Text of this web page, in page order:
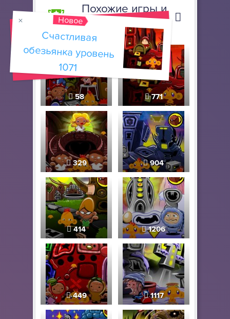
Похожие игры и
прохождения
58 771
329 904
414 1206
449 1117
Новое
Счастливая
обезьянка уровень
1071